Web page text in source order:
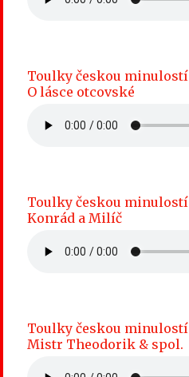
Toulky českou minulostí
O lásce otcovské
Toulky českou minulostí
Konrád a Milíč
Toulky českou minulostí
Mistr Theodorik & spol.